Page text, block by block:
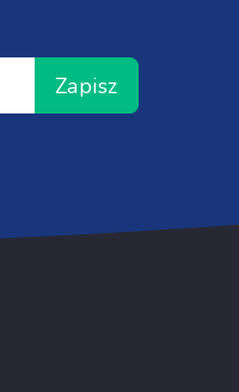
Zapisz